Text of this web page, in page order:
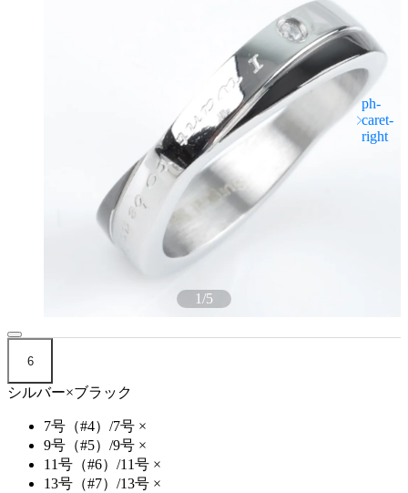
1/5
6
シルバー×ブラック
7号（#4）/7号 ×
9号（#5）/9号 ×
11号（#6）/11号 ×
13号（#7）/13号 ×